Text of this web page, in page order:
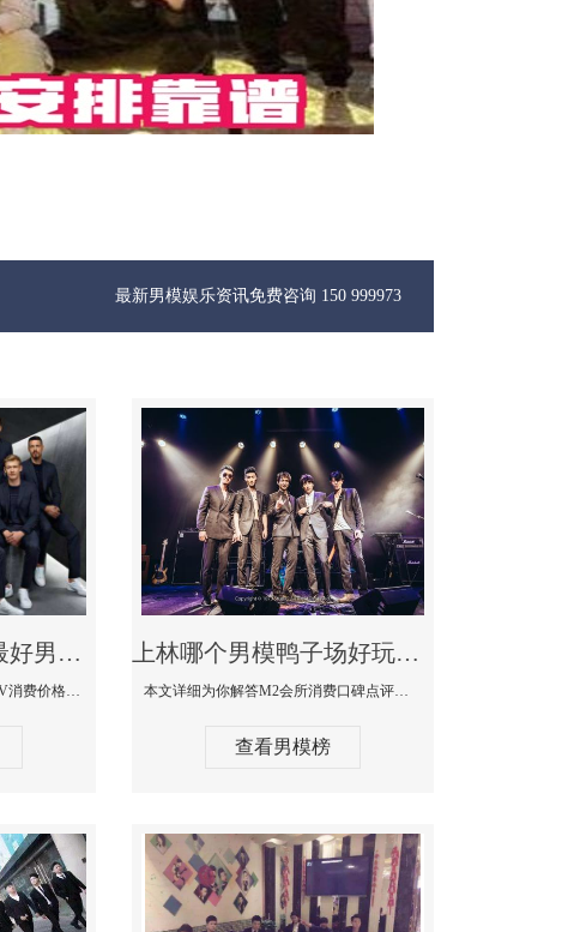
最新男模娱乐资讯免费咨询 150 99997335微信同步
上林最大有名生意最好男模少爷场KTV体验-嫚城国际KTV消费价格点评
本文详细为你解答嫚城国际KTV消费价格口碑点评，更多关于最大有名生意最好男模少爷场KTV体验免费咨询150 99997335微信同步！
上林哪个男模鸭子场好玩陪酒服务好-M2会所KTV消费口碑点评
本文详细为你解答M2会所消费口碑点评，更多关于哪个男模鸭子场好玩陪酒服务好免费咨询150 99997335微信同步！
查看男模榜